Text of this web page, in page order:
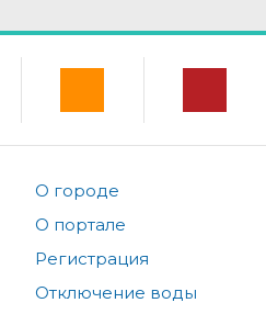
О городе
О портале
Регистрация
Отключение воды